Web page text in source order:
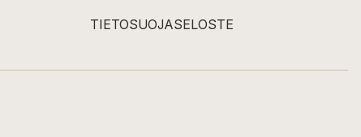
TIETOSUOJASELOSTE